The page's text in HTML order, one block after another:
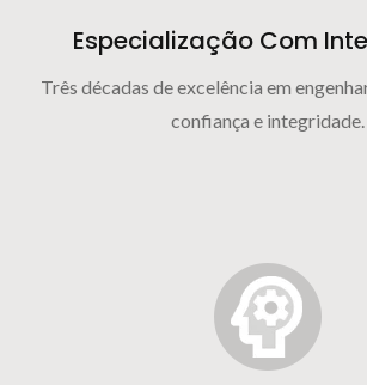
Especialização Com
Três décadas de excelência em
confiança e integridade.